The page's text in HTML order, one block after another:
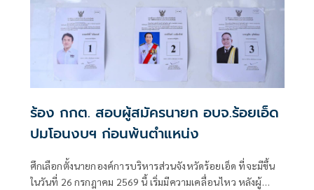
ร้อง กกต. สอบผู้สมัครนายก อบจ.ร้อยเอ็ด
ปมโอนงบฯ ก่อนพ้นตำแหน่ง
ศึกเลือกตั้งนายกองค์การบริหารส่วนจังหวัดร้อยเอ็ด ที่จะมีขึ้น
ในวันที่ 26 กรกฎาคม 2569 นี้ เริ่มมีความเคลื่อนไหว หลังผู้